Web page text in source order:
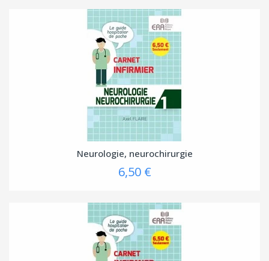
Neurologie, neurochirurgie
6,50 €